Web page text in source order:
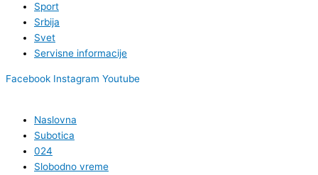
Sport
Srbija
Svet
Servisne informacije
Facebook Instagram Youtube
Naslovna
Subotica
024
Slobodno vreme